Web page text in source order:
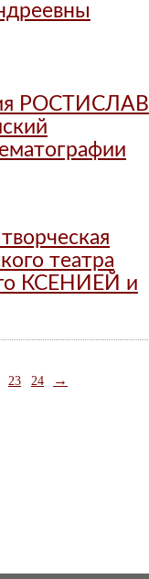
РОСТИСЛАВ
театра
КСЕНИЕЙ и
23 24 →